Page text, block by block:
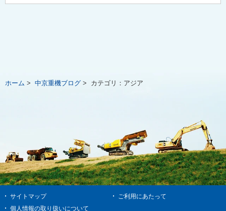
ホーム > 中京重機ブログ > カテゴリ： アジア
サイトマップ
ご利用にあたって
個人情報の取り扱いについて